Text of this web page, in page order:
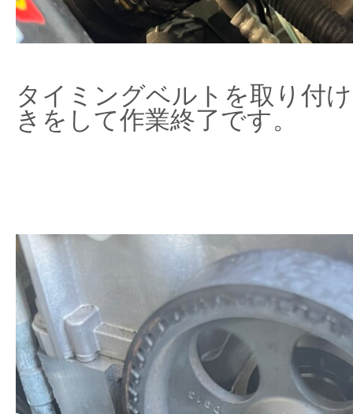
タイミングベルトを取り付
きをして作業終了です。